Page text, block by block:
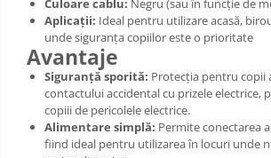
Culoare cablu: Negru (sau în funcție de
Aplicații: Ideal pentru utilizare acasă,
unde siguranța copiilor este o prioritate
Avantaje
Siguranță sporită: Protecția pentru copii
contactului accidental cu prizele electrice,
copiii de pericolele electrice.
Alimentare simplă: Permite conectarea
fiind ideal pentru utilizarea în locuri unde